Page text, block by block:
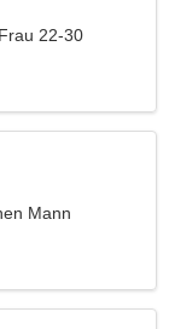
22-30
Mann